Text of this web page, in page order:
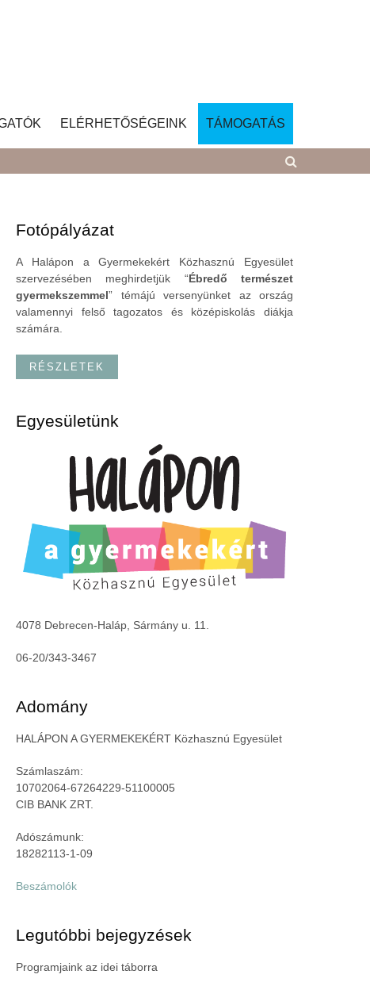
ELÉRHETŐSÉGEINK TÁMOGATÁS
Fotópályázat
A Halápon a Gyermekekért Közhasznú Egyesület
szervezésében meghirdetjük “Ébredő természet
gyermekszemmel” témájú versenyünket az ország
valamennyi felső tagozatos és középiskolás diákja
számára.
RÉSZLETEK
Egyesületünk
4078 Debrecen-Haláp, Sármány u. 11.
06-20/343-3467
Adomány
HALÁPON A GYERMEKEKÉRT Közhasznú Egyesület
Számlaszám:
10702064-67264229-51100005
CIB BANK ZRT.
Adószámunk:
18282113-1-09
Beszámolók
Legutóbbi bejegyzések
Programjaink az idei táborra